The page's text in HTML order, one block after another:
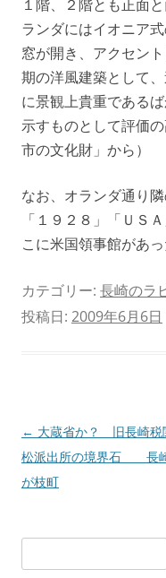
１階、２階とも正面
ランダにはイオニア
窓が開き、アクセン
期の洋風建築として
に景観上貴重である
示すものとして評価
市の文化財」から）
なお、オランダ通り
「１９２８」「ＵＳ
こに米国領事館があっ
カテゴリー: 長崎のラ
投稿日: 2009年6月6日
投
稿
ナ
← 大蔵省か？ 旧長崎税
松派出所の境界石 長
が枝町
索: